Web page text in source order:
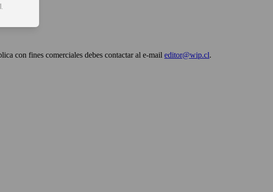
con fines comerciales debes contactar al e-mail editor@wip.cl.